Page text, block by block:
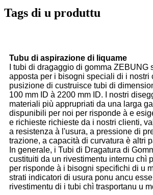
Tags di u produttu
Tubu di aspirazione di liquame
I tubi di dragaggio di gomma ZEBUNG
apposta per i bisogni speciali di i nostri
pusizione di custruisce tubi di
100 mm ID à 2200 mm ID. I nostri
materiali più apprupriati da una larga
dispunibili per noi per risponde à e
e richieste richieste da i nostri clienti,
a resistenza à l'usura, a pressione di
trazione, a capacità di curvatura è altri
In generale, i Tubi di Dragatura di
custituiti da un rivestimentu internu chì
per risponde à i bisogni specifichi di u
strati indicatori di usura ponu ancu
rivestimentu di i tubi chì trasportanu u